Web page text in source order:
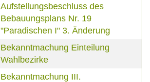
Aufstellungsbeschluss des
Bebauungsplans Nr. 19
"Paradischen I" 3. Änderung
Bekanntmachung Einteilung
Wahlbezirke
Bekanntmachung III.